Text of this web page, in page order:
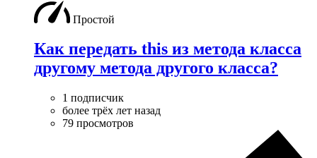
Простой
Как передать this из метода класса
другому метода другого класса?
1 подписчик
более трёх лет назад
79 просмотров